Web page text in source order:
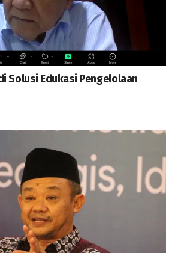
Solusi Edukasi Pengelolaan